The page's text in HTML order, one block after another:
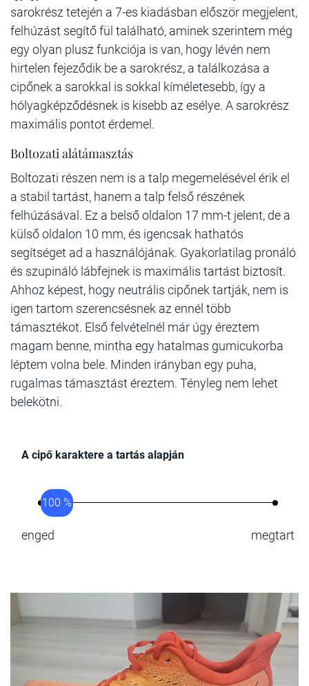
sarokrész tetején a 7-es kiadásban először megjelent,
felhúzást segítő fül található, aminek szerintem még
egy olyan plusz funkciója is van, hogy lévén nem
hirtelen fejeződik be a sarokrész, a találkozása a
cipőnek a sarokkal is sokkal kíméletesebb, így a
hólyagképződésnek is kisebb az esélye. A sarokrész
maximális pontot érdemel.
Boltozati alátámasztás
Boltozati részen nem is a talp megemelésével érik el
a stabil tartást, hanem a talp felső részének
felhúzásával. Ez a belső oldalon 17 mm-t jelent, de a
külső oldalon 10 mm, és igencsak hathatós
segítséget ad a használójának. Gyakorlatilag pronáló
és szupináló lábfejnek is maximális tartást biztosít.
Ahhoz képest, hogy neutrális cipőnek tartják, nem is
igen tartom szerencsésnek az ennél több
támasztékot. Első felvételnél már úgy éreztem
magam benne, mintha egy hatalmas gumicukorba
léptem volna bele. Minden irányban egy puha,
rugalmas támasztást éreztem. Tényleg nem lehet
belekötni.
A cipő karaktere a tartás alapján
100 %
enged megtart